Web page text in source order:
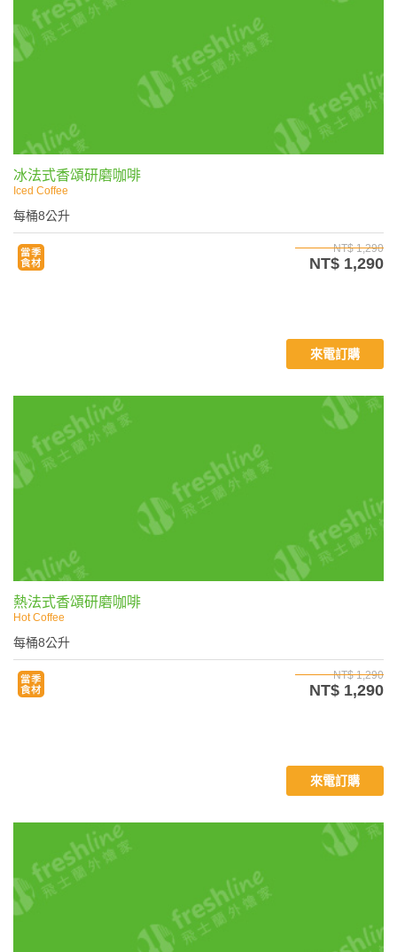
冰法式香頌研磨咖啡
Iced Coffee
每桶8公升
NT$ 1,290
NT$ 1,290
來電訂購
熱法式香頌研磨咖啡
Hot Coffee
每桶8公升
NT$ 1,290
NT$ 1,290
來電訂購